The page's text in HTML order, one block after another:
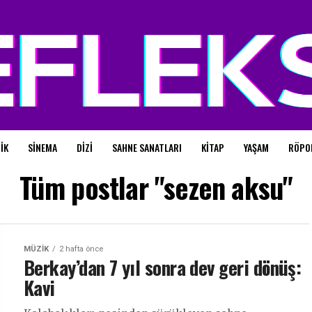
SINEMA DIZI SAHNE SANATLARI KITAP YAŞAM
Tüm postlar "sezen aksu"
MÜZIK 2 hafta önce
Berkay’dan 7 yıl sonra dev geri dönüş:
Kavi